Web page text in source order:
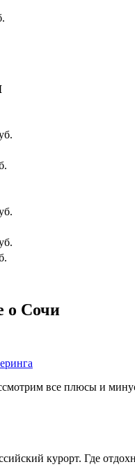
о Сочи
все плюсы и
курорт. Где